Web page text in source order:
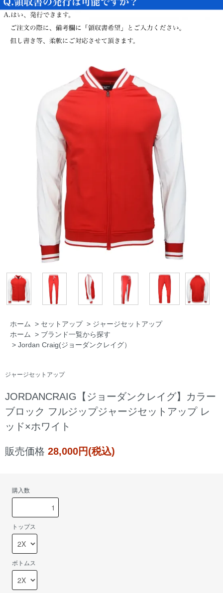
ホーム > セットアップ > ジャージセットアップ
ホーム > ブランド一覧から探す
> Jordan Craig(ジョーダンクレイグ）
ジャージセットアップ
JORDANCRAIG【ジョーダンクレイグ】カラー
ブロック フルジップジャージセットアップ レ
ッド×ホワイト
販売価格 28,000円(税込)
購入数
トップス
ボトムス